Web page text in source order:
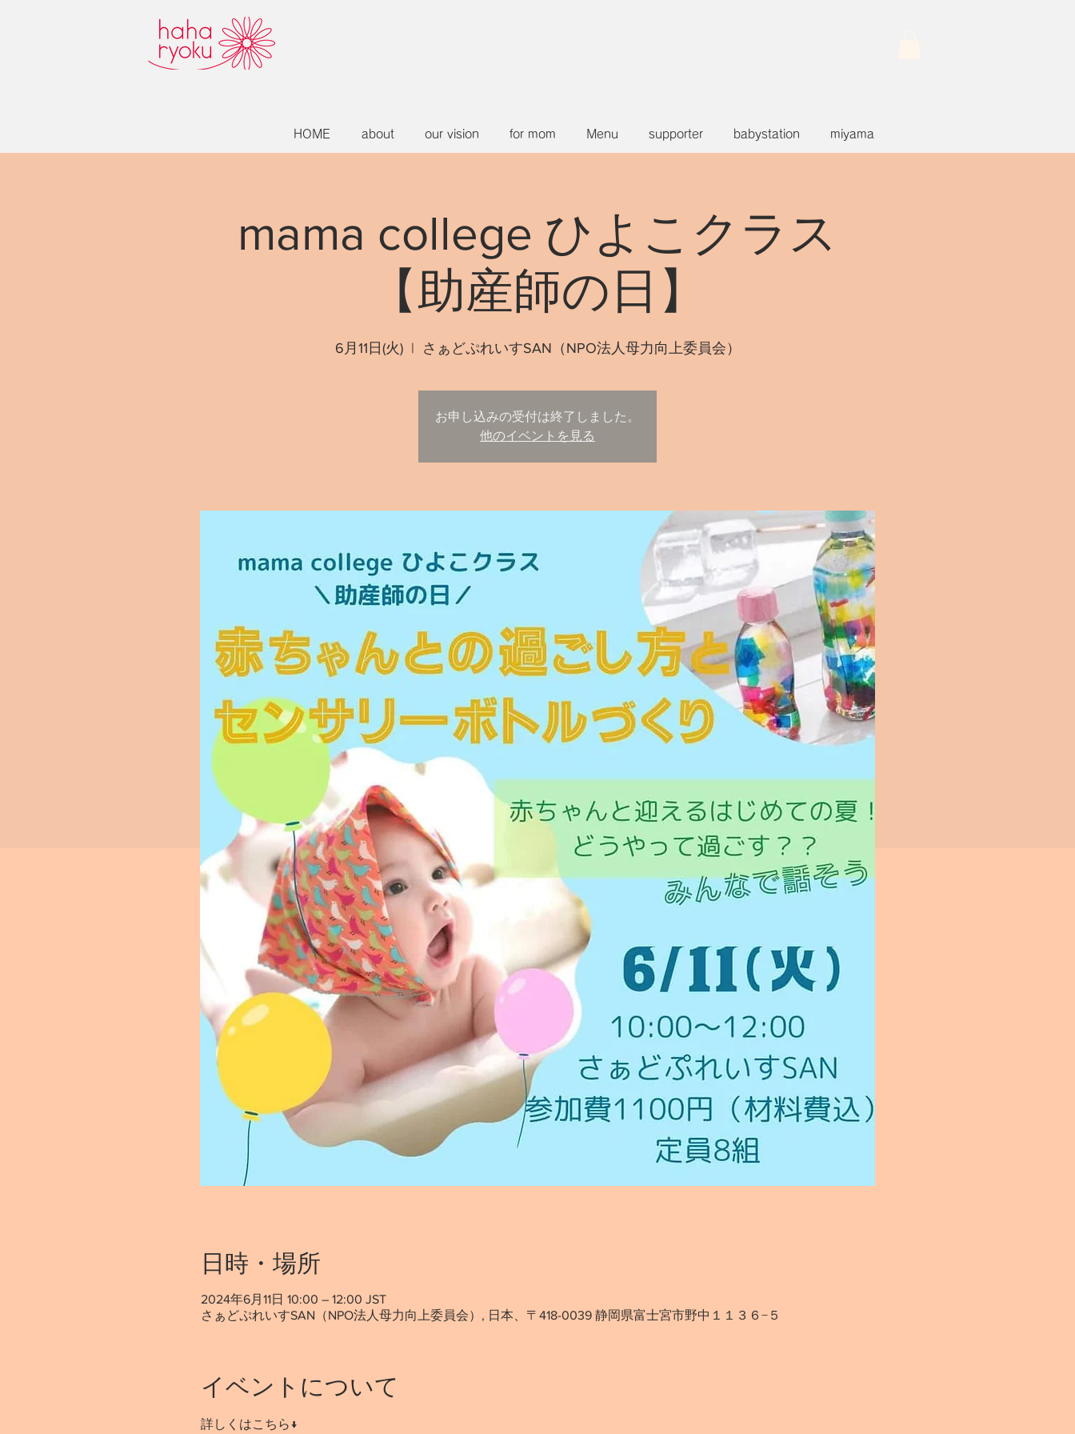
HOME about our vision for mom Menu supporter babystation miyama
mama college ひよこクラス
【助産師の日】
6月11日(火)
  |
さぁどぷれいすSAN（NPO法人母力向上委員会）
お申し込みの受付は終了しました。
他のイベントを見る
日時・場所
2024年6月11日 10:00 – 12:00 JST
さぁどぷれいすSAN（NPO法人母力向上委員会）, 日本、〒418-0039 静岡県富士宮市野中１１３６−５
イベントについて
詳しくはこちら↓